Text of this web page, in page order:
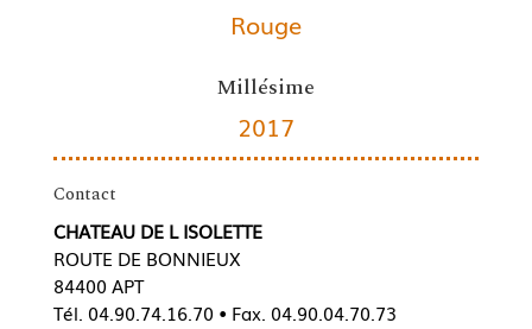
Rouge
Millésime
2017
Contact
CHATEAU DE L ISOLETTE
ROUTE DE BONNIEUX
84400 APT
Tél. 04.90.74.16.70 • Fax. 04.90.04.70.73